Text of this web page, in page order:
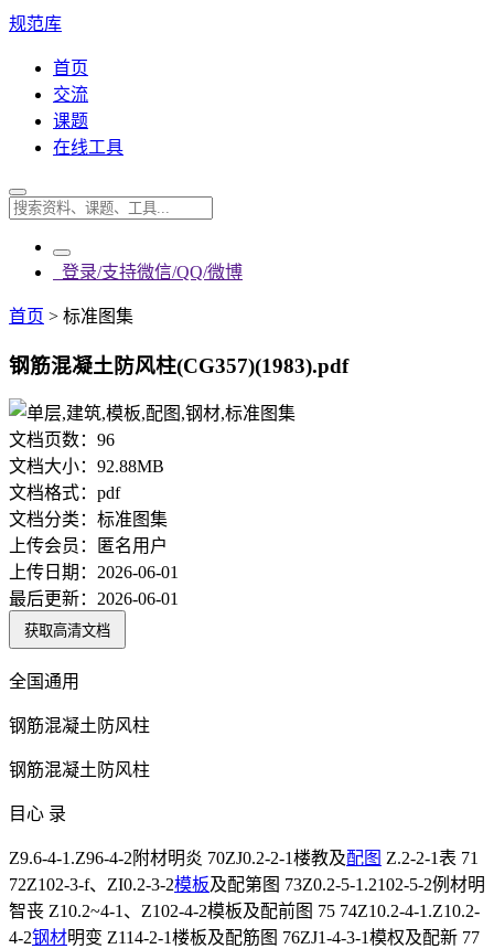
规范库
首页
交流
课题
在线工具
登录/支持微信/QQ/微博
首页 > 标准图集
钢筋混凝土防风柱(CG357)(1983).pdf
文档页数： 96
文档大小： 92.88MB
文档格式： pdf
文档分类： 标准图集
上传会员：
匿名用户
上传日期： 2026-06-01
最后更新： 2026-06-01
获取高清文档
全国通用
钢筋混凝土防风柱
钢筋混凝土防风柱
目心 录
Z9.6-4-1.Z96-4-2附材明炎 70ZJ0.2-2-1楼教及配图 Z.2-2-1表 71
72Z102-3-f、ZI0.2-3-2模板及配第图 73Z0.2-5-1.2102-5-2例材明
智丧 Z10.2~4-1、Z102-4-2模板及配前图 75 74Z10.2-4-1.Z10.2-
4-2钢材明变 Z114-2-1楼板及配筋图 76ZJ1-4-3-1模权及配新 77